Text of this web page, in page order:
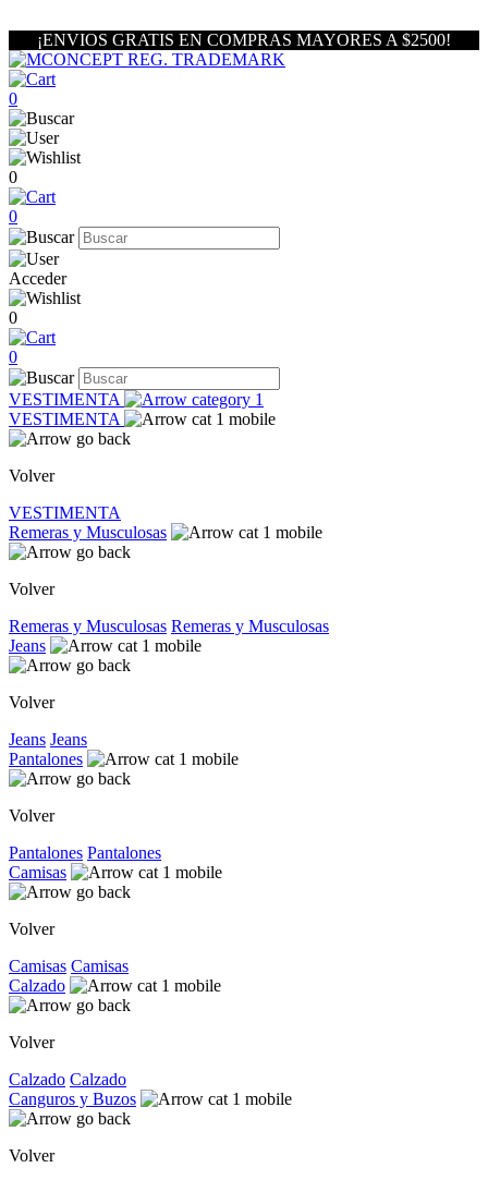
¡ENVIOS GRATIS EN COMPRAS MAYORES A $2500!
0
0
0
Acceder
0
0
VESTIMENTA
VESTIMENTA
Volver
VESTIMENTA
Remeras y Musculosas
Volver
Remeras y Musculosas Remeras y Musculosas
Jeans
Volver
Jeans Jeans
Pantalones
Volver
Pantalones Pantalones
Camisas
Volver
Camisas Camisas
Calzado
Volver
Calzado Calzado
Canguros y Buzos
Volver